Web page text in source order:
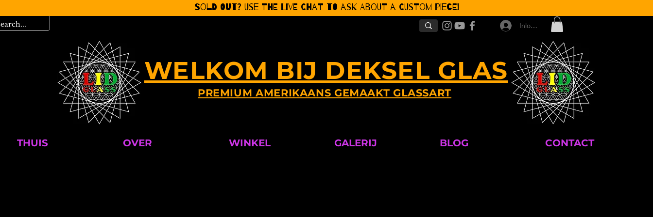
Sold Out? Use the Live CHat to ask about a Custom Piece!
Inloggen
WELKOM BIJ DEKSEL GLAS
PREMIUM AMERIKAANS GEMAAKT GLASSART
THUIS OVER WINKEL GALERIJ BLOG CONTACT